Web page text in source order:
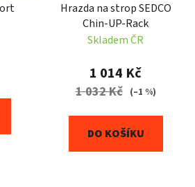
Hrazda na strop SEDCO
Chin-UP-Rack
Skladem ČR
1 014 Kč
1 032 Kč (–1 %)
DO KOŠÍKU